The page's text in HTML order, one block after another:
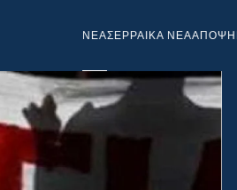
NEAΣΕΡΡΑΙΚΑ ΝΕΑΑΠΟΨΗ